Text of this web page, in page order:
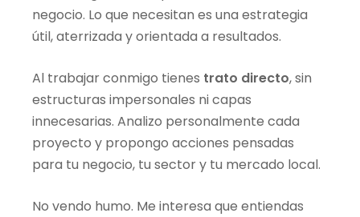
negocio. Lo que necesitan es una estrategia
útil, aterrizada y orientada a resultados.
Al trabajar conmigo tienes trato directo, sin
estructuras impersonales ni capas
innecesarias. Analizo personalmente cada
proyecto y propongo acciones pensadas
para tu negocio, tu sector y tu mercado local.
No vendo humo. Me interesa que entiendas